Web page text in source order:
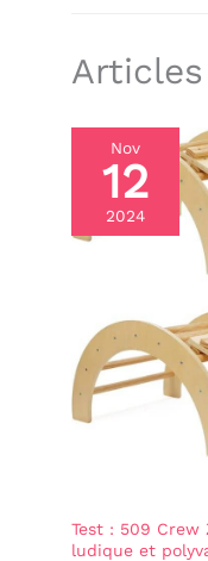
Nov
12
2024
Test : 509 Crew
ludique et